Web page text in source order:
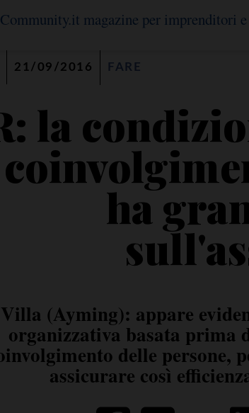
21/09/2016 FARE
la
ha
Villa (Ayming): appare
organizzativa basata prima
delle persone,
assicurare così